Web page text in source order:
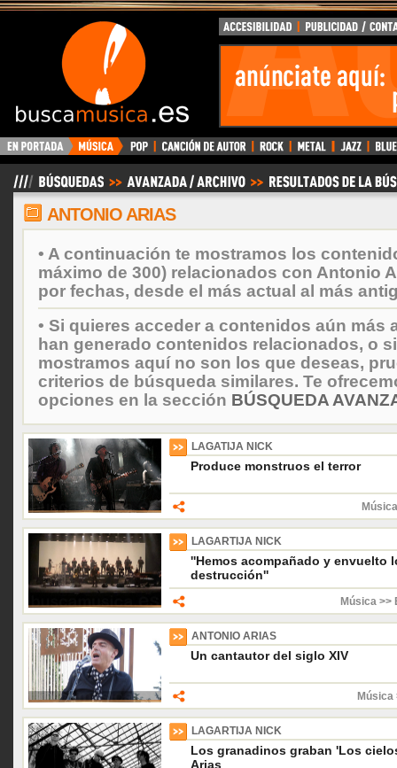
BuscaMusica.es
ANTONIO ARIAS
• A continuación te mostramos los
máximo de 300) relacionados con Antonio
por fechas, desde el más actual al más
• Si quieres acceder a contenidos aún más
han generado contenidos relacionados, o
mostramos aquí no son los que deseas,
criterios de búsqueda similares. Te
opciones en la sección BÚSQUEDA
LAGATIJA NICK
Produce monstruos el terror
LAGARTIJA NICK
''Hemos acompañado y envuelto
destrucción''
Música >>
ANTONIO ARIAS
Un cantautor del siglo XIV
Música
LAGARTIJA NICK
Los granadinos graban 'Los
Arias